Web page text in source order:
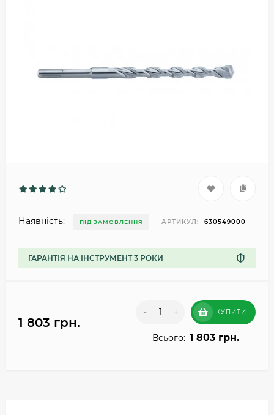
Наявність: ПІД ЗАМОВЛЕННЯ АРТИКУЛ: 630549000
ГАРАНТІЯ НА ІНСТРУМЕНТ 3 РОКИ
1 803 грн.
- + КУПИТИ
Всього: 1 803 грн.